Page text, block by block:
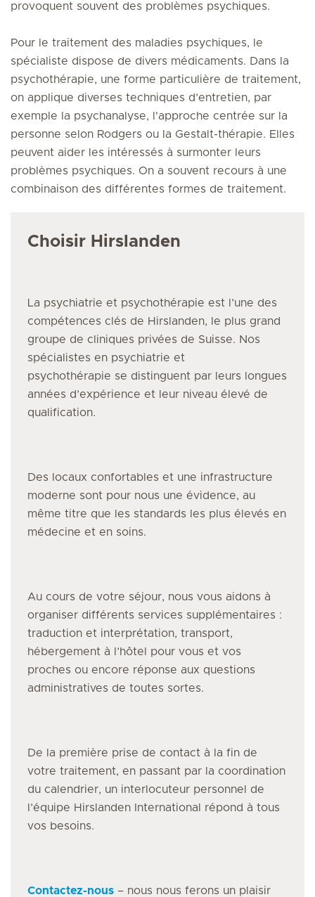
provoquent souvent des problèmes psychiques.
Pour le traitement des maladies psychiques, le
spécialiste dispose de divers médicaments. Dans la
psychothérapie, une forme particulière de traitement,
on applique diverses techniques d’entretien, par
exemple la psychanalyse, l'approche centrée sur la
personne selon Rodgers ou la Gestalt-thérapie. Elles
peuvent aider les intéressés à surmonter leurs
problèmes psychiques. On a souvent recours à une
combinaison des différentes formes de traitement.
Choisir Hirslanden
La psychiatrie et psychothérapie est l’une des
compétences clés de Hirslanden, le plus grand
groupe de cliniques privées de Suisse. Nos
spécialistes en psychiatrie et
psychothérapie se distinguent par leurs longues
années d’expérience et leur niveau élevé de
qualification.
Des locaux confortables et une infrastructure
moderne sont pour nous une évidence, au
même titre que les standards les plus élevés en
médecine et en soins.
Au cours de votre séjour, nous vous aidons à
organiser différents services supplémentaires :
traduction et interprétation, transport,
hébergement à l’hôtel pour vous et vos
proches ou encore réponse aux questions
administratives de toutes sortes.
De la première prise de contact à la fin de
votre traitement, en passant par la coordination
du calendrier, un interlocuteur personnel de
l’équipe Hirslanden International répond à tous
vos besoins.
Contactez-nous – nous nous ferons un plaisir